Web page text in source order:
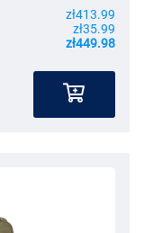
zł413.99
zł35.99
zł449.98